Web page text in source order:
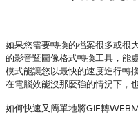
如果您需要轉換的檔案很多或很
的影音暨圖像格式轉換工具，能
模式能讓您以最快的速度進行轉
在電腦效能沒那麼強的情況下，
如何快速又簡單地將GIF轉